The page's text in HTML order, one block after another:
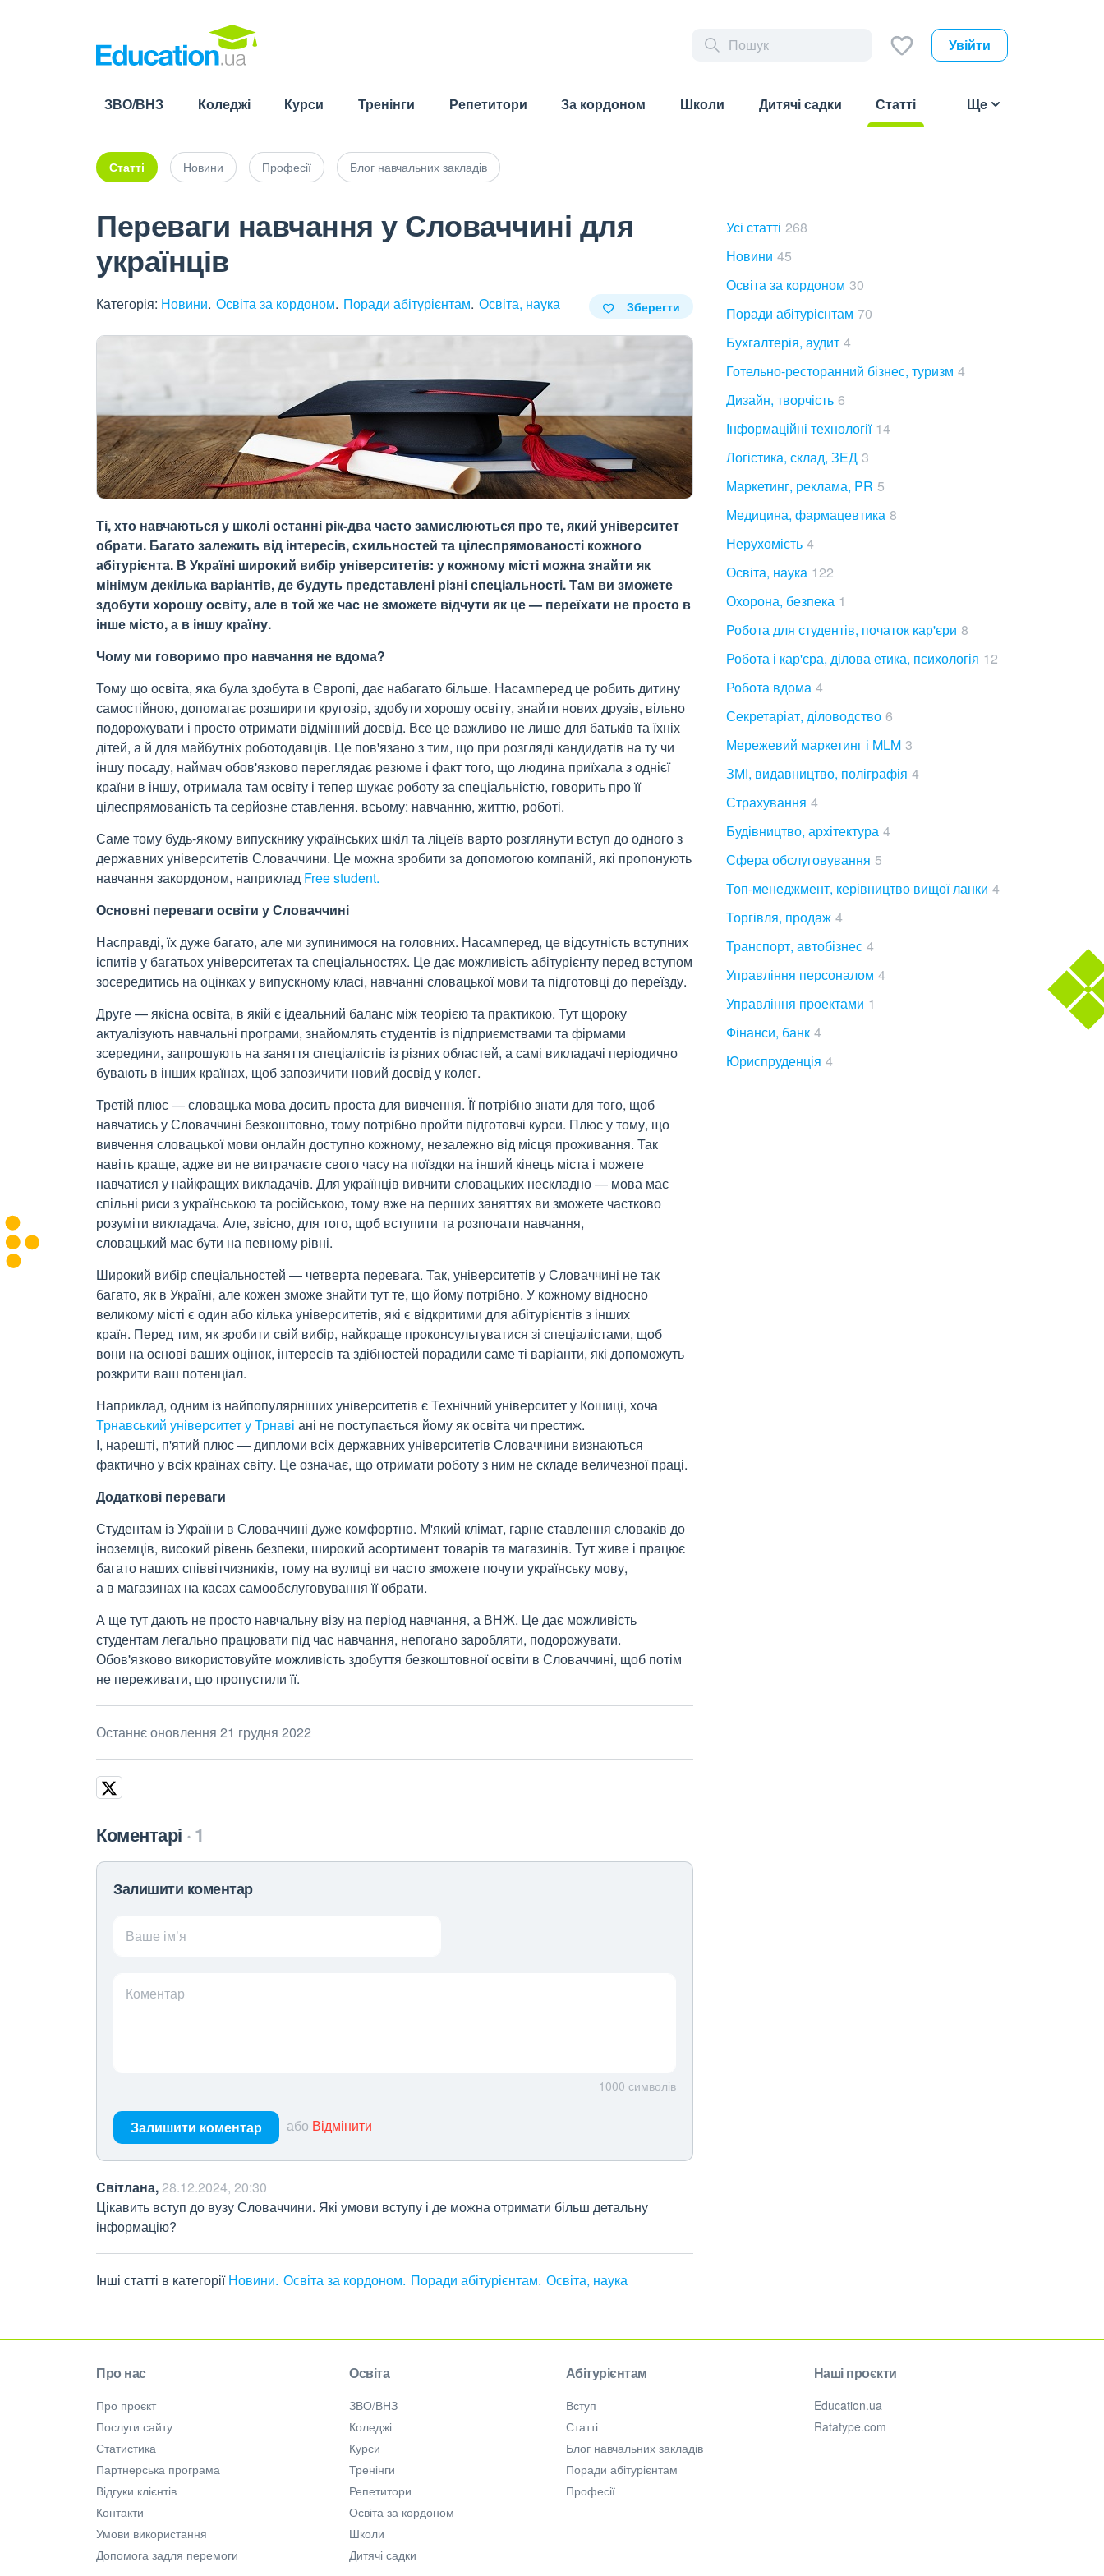
Увійти
ЗВО/ВНЗ Коледжі Курси Тренінги Репетитори За кордоном Школи Дитячі садки
Статті
Ще
Статті Новини Професії Блог навчальних закладів
Переваги навчання у Словаччині для
українців
Категорія: Новини Освіта за кордоном Поради абітурієнтам Освіта, наука Зберегти
Ті, хто навчаються у школі останні рік-два часто замислюються про те, який університет
обрати. Багато залежить від інтересів, схильностей та цілеспрямованості кожного
абітурієнта. В Україні широкий вибір університетів: у кожному місті можна знайти як
мінімум декілька варіантів, де будуть представлені різні спеціальності. Там ви зможете
здобути хорошу освіту, але в той же час не зможете відчути як це — переїхати не просто в
інше місто, а в іншу країну.
Чому ми говоримо про навчання не вдома?
Тому що освіта, яка була здобута в Європі, дає набагато більше. Насамперед це робить дитину
самостійною, допомагає розширити кругозір, здобути хорошу освіту, знайти нових друзів, вільно
подорожувати і просто отримати відмінний досвід. Все це важливо не лише для батьків та їхніх
дітей, а й для майбутніх роботодавців. Це пов'язано з тим, що при розгляді кандидатів на ту чи
іншу посаду, наймач обов'язково переглядає резюме і факт того, що людина приїхала з однієї
країни в іншу, отримала там освіту і тепер шукає роботу за спеціальністю, говорить про її
цілеспрямованість та серйозне ставлення. всьому: навчанню, життю, роботі.
Саме тому будь-якому випускнику українських шкіл та ліцеїв варто розглянути вступ до одного з
державних університетів Словаччини. Це можна зробити за допомогою компаній, які пропонують
навчання закордоном, наприклад Free student.
Основні переваги освіти у Словаччині
Насправді, їх дуже багато, але ми зупинимося на головних. Насамперед, це відсутність вступних
іспитів у багатьох університетах та спеціальностях. Це дає можливість абітурієнту перед вступом
зосередитись на оцінках у випускному класі, навчанні словацької мови та підготовці до переїзду.
Друге — якісна освіта, в якій є ідеальний баланс між теорією та практикою. Тут щороку
актуалізують навчальні програми, знайомлять студентів із підприємствами та фірмами
зсередини, запрошують на заняття спеціалістів із різних областей, а самі викладачі періодично
бувають в інших країнах, щоб запозичити новий досвід у колег.
Третій плюс — словацька мова досить проста для вивчення. Її потрібно знати для того, щоб
навчатись у Словаччині безкоштовно, тому потрібно пройти підготовчі курси. Плюс у тому, що
вивчення словацької мови онлайн доступно кожному, незалежно від місця проживання. Так
навіть краще, адже ви не витрачаєте свого часу на поїздки на інший кінець міста і можете
навчатися у найкращих викладачів. Для українців вивчити словацьких нескладно — мова має
спільні риси з українською та російською, тому вже на перших заняттях ви зможете частково
розуміти викладача. Але, звісно, ​​для того, щоб вступити та розпочати навчання,
словацький має бути на певному рівні.
Широкий вибір спеціальностей — четверта перевага. Так, університетів у Словаччині не так
багато, як в Україні, але кожен зможе знайти тут те, що йому потрібно. У кожному відносно
великому місті є один або кілька університетів, які є відкритими для абітурієнтів з інших
країн. Перед тим, як зробити свій вибір, найкраще проконсультуватися зі спеціалістами, щоб
вони на основі ваших оцінок, інтересів та здібностей порадили саме ті варіанти, які допоможуть
розкрити ваш потенціал.
Наприклад, одним із найпопулярніших університетів є Технічний університет у Кошиці, хоча
Трнавський університет у Трнаві ані не поступається йому як освіта чи престиж.
І, нарешті, п'ятий плюс — дипломи всіх державних університетів Словаччини визнаються
фактично у всіх країнах світу. Це означає, що отримати роботу з ним не складе величезної праці.
Додаткові переваги
Студентам із України в Словаччині дуже комфортно. М'який клімат, гарне ставлення словаків до
іноземців, високий рівень безпеки, широкий асортимент товарів та магазинів. Тут живе і працює
багато наших співвітчизників, тому на вулиці ви часто зможете почути українську мову,
а в магазинах на касах самообслуговування її обрати.
А ще тут дають не просто навчальну візу на період навчання, а ВНЖ. Це дає можливість
студентам легально працювати під час навчання, непогано заробляти, подорожувати.
Обов'язково використовуйте можливість здобуття безкоштовної освіти в Словаччині, щоб потім
не переживати, що пропустили її.
Останнє оновлення 21 грудня 2022
Коментарі 1
Залишити коментар
Ваше ім’я
Коментар
1000 символів
Залишити коментар або Відмінити
Світлана,28.12.2024, 20:30
Цікавить вступ до вузу Словаччини. Які умови вступу і де можна отримати більш детальну
інформацію?
Інші статті в категорії Новини Освіта за кордоном Поради абітурієнтам Освіта, наука
Усі статті 268
Новини 45
Освіта за кордоном 30
Поради абітурієнтам 70
Бухгалтерія, аудит 4
Готельно-ресторанний бізнес, туризм 4
Дизайн, творчість 6
Інформаційні технології 14
Логістика, склад, ЗЕД 3
Маркетинг, реклама, PR 5
Медицина, фармацевтика 8
Нерухомість 4
Освіта, наука 122
Охорона, безпека 1
Робота для студентів, початок кар'єри 8
Робота і кар'єра, ділова етика, психологія 12
Робота вдома 4
Секретаріат, діловодство 6
Мережевий маркетинг і MLM 3
ЗМІ, видавництво, поліграфія 4
Страхування 4
Будівництво, архітектура 4
Сфера обслуговування 5
Топ-менеджмент, керівництво вищої ланки 4
Торгівля, продаж 4
Транспорт, автобізнес 4
Управління персоналом 4
Управління проектами 1
Фінанси, банк 4
Юриспруденція 4
Про нас
Про проєкт
Послуги сайту
Статистика
Партнерська програма
Відгуки клієнтів
Контакти
Умови використання
Допомога задля перемоги
Освіта
ЗВО/ВНЗ
Коледжі
Курси
Тренінги
Репетитори
Освіта за кордоном
Школи
Дитячі садки
Абітурієнтам
Вступ
Статті
Блог навчальних закладів
Поради абітурієнтам
Професії
Наші проєкти
Education.ua
Ratatype.com